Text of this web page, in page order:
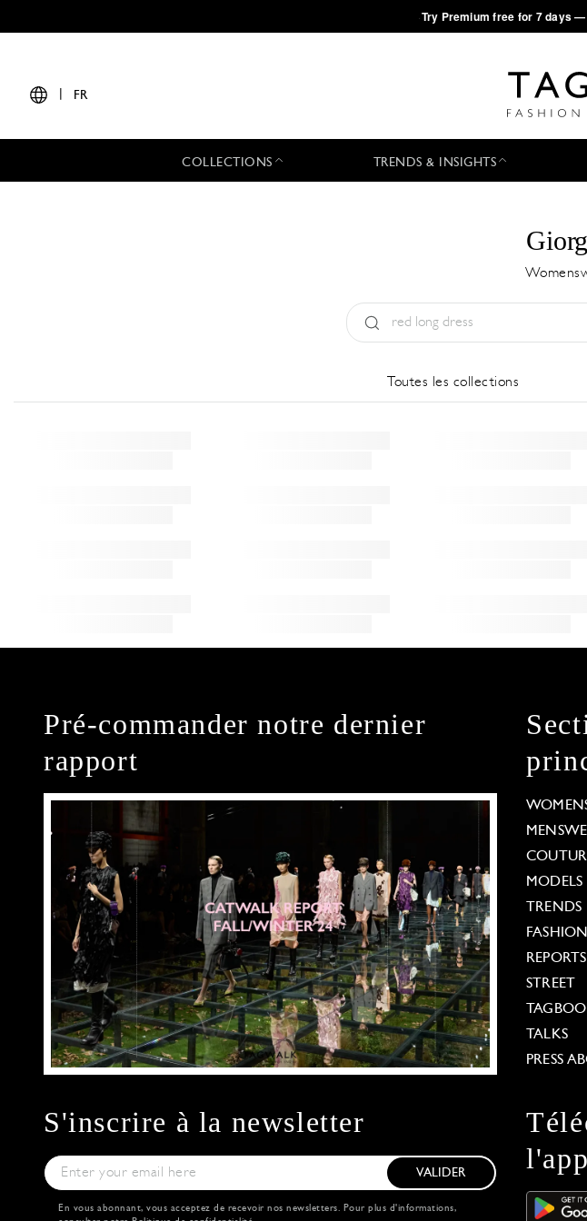
·Try Premium free for 7 days
FR
COLLECTIONS TRENDS & INSIGHTS
Toutes les collections
Pré-commander notre dernier
rapport
MODELS
TRENDS
REPORTS
STREET
TALKS
PRESS
S'inscrire à la newsletter
VALIDER
En vous abonnant, vous acceptez de recevoir nos newsletters. Pour plus d'informations,
l'app